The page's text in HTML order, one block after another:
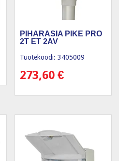
PIHARASIA PIKE PRO
2T ET 2AV
Tuotekoodi: 3405009
273,60€